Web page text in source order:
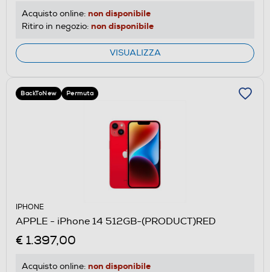
Acquisto online: non disponibile
Ritiro in negozio: non disponibile
VISUALIZZA
BackToNew Permuta
IPHONE
APPLE - iPhone 14 512GB-(PRODUCT)RED
€ 1.397,00
Acquisto online: non disponibile